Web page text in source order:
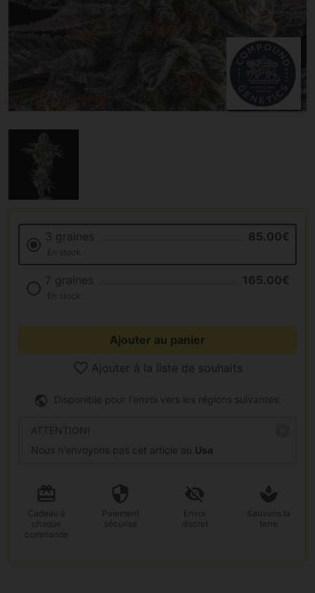
3 graines 85.00€
En stock
7 graines 165.00€
En stock
Ajouter au panier
Ajouter à la liste de souhaits
Disponible pour l'envoi vers les régions suivantes.
ATTENTION!
Nous n'envoyons pas cet article au Usa
Cadeau à
chaque
commande
Paiement
sécurisé
Envoi
discret
Sauvons la
terre